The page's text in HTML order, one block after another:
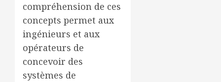
compréhension de ces
concepts permet aux
ingénieurs et aux
opérateurs de
concevoir des
systèmes de